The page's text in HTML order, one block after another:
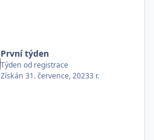
První týden
Týden od registrace
Získán 31. července, 20233 r.